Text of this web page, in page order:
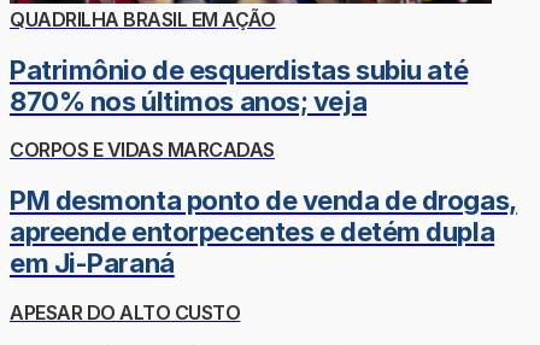
QUADRILHA BRASIL EM AÇÃO
Patrimônio de esquerdistas subiu até
870% nos últimos anos; veja
CORPOS E VIDAS MARCADAS
PM desmonta ponto de venda de drogas,
apreende entorpecentes e detém dupla
em Ji-Paraná
APESAR DO ALTO CUSTO